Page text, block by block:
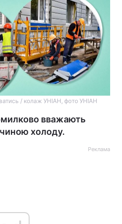
/ колаж УНІАН, фото УНІАН
вважають
холоду.
Реклама